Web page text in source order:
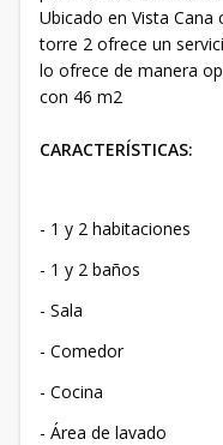
Ubicado en Vista
torre 2 ofrece un
lo ofrece de manera
con 46 m2
CARACTERÍSTICAS:
- 1 y 2 habitaciones
- 1 y 2 baños
- Sala
- Comedor
- Cocina
- Área de lavado